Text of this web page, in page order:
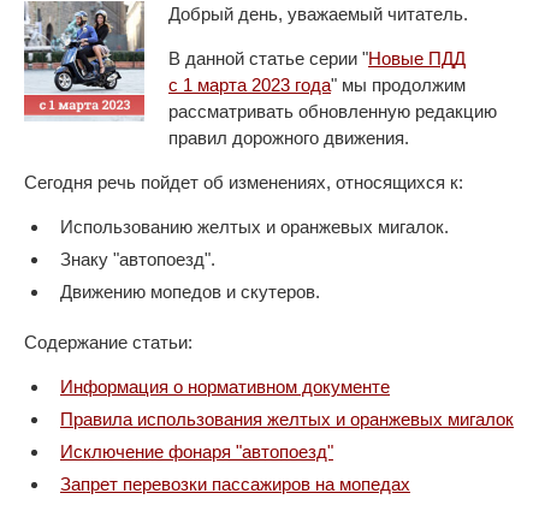
Добрый день, уважаемый читатель.
В данной статье серии "Новые ПДД
с 1 марта 2023 года" мы продолжим
рассматривать обновленную редакцию
правил дорожного движения.
Сегодня речь пойдет об изменениях, относящихся к:
Использованию желтых и оранжевых мигалок.
Знаку "автопоезд".
Движению мопедов и скутеров.
Содержание статьи:
Информация о нормативном документе
Правила использования желтых и оранжевых мигалок
Исключение фонаря "автопоезд"
Запрет перевозки пассажиров на мопедах